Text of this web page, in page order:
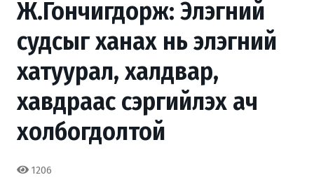
Ж.Гончигдорж: Элэгний
судсыг ханах нь элэгний
хатуурал, халдвар,
хавдраас сэргийлэх ач
холбогдолтой
1206